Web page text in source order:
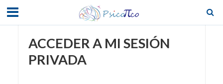
ACCEDER A MI SESIÓN
PRIVADA